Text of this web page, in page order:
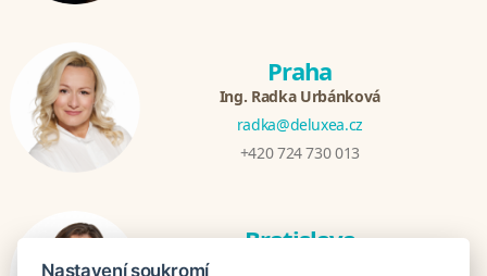
Praha
Ing. Radka Urbánková
radka@deluxea.cz
+420 724 730 013
Bratislava
Nastavení soukromí